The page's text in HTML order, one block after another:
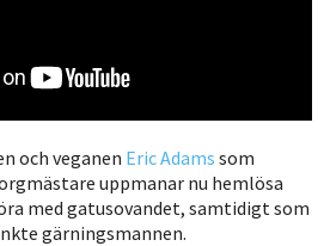
och veganen Eric Adams som
uppmanar nu hemlösa
med gatusovandet, samtidigt som
gärningsmannen.